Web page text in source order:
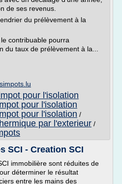
de ses revenus.
du prélèvement à la
contribuable pourra
du taux de prélèvement à la...
pour l'isolation
pour l'isolation
pour l'isolation /
par l'exterieur /
SCI - Creation SCI
immobilière sont réduites de
déterminer le résultat
entre les mains des